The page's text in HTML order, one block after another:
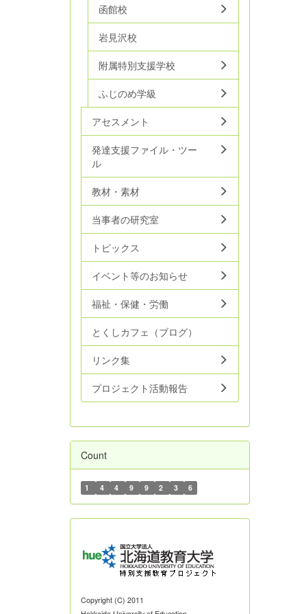
函館校
岩見沢校
附属特別支援学校
ふじのめ学級
アセスメント
発達支援ファイル・ツー
ル
教材・素材
当事者の研究室
トピックス
イベント等のお知らせ
福祉・保健・労働
とくしカフェ（ブログ）
リンク集
プロジェクト活動報告
Count
1 4 4 9 9 2 3 6
Copyright (C) 2011